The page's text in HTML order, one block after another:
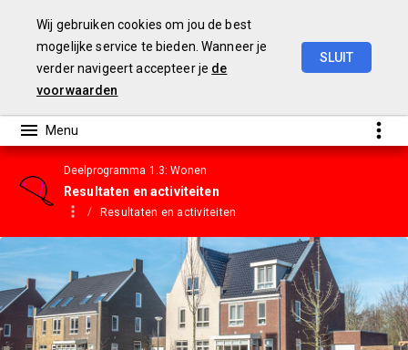
Wij gebruiken cookies om jou de best
mogelijke service te bieden. Wanneer je
verder navigeert accepteer je de
voorwaarden
SLUIT
Deelprogramma 1.3: Wonen
Resultaten en activiteiten
Resultaten en activiteiten